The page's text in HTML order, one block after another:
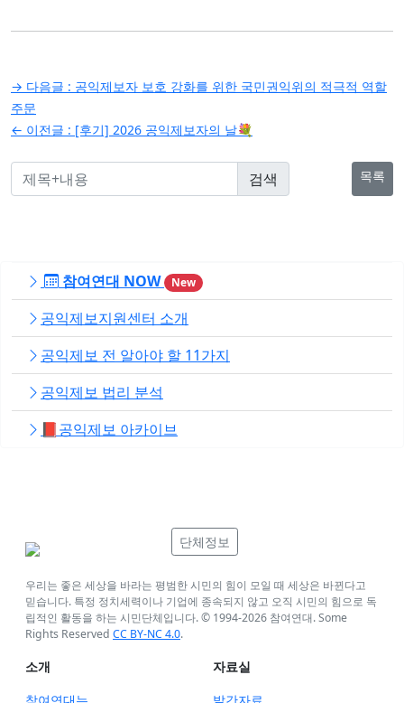
글
탐
색
→ 다음글 : 공익제보자 보호 강화를 위한 국민권익위의 적극적 역할
주문
← 이전글 : [후기] 2026 공익제보자의 날💐
목록
참여연대 NOW New
공익제보지원센터 소개
공익제보 전 알아야 할 11가지
공익제보 법리 분석
📕공익제보 아카이브
단체정보
우리는 좋은 세상을 바라는 평범한 시민의 힘이 모일 때 세상은 바뀐다고
믿습니다. 특정 정치세력이나 기업에 종속되지 않고 오직 시민의 힘으로 독
립적인 활동을 하는 시민단체입니다. © 1994-2026 참여연대. Some
Rights Reserved CC BY-NC 4.0.
소개
자료실